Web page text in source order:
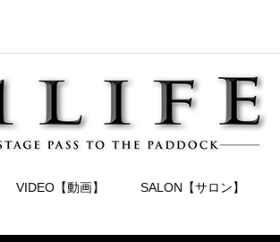
VIDEO【動画】 SALON【サロン】